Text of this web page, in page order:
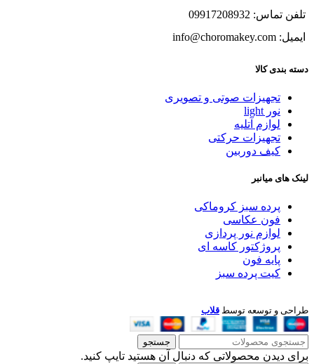
تلفن تماس: 09917208932
ایمیل: info@choromakey.com
دسته بندی کالا
تجهیزات صوتی و تصویری
نور light
لوازم آتلیه
تجهیزات حرکتی
کیف دوربین
لینک های میانبر
پرده سبز کروماکی
فون عکاسی
لوازم نور پردازی
پروژکتور کاسه ای
پایه فون
کیت پرده سبز
طراحی و توسعه توسط قلاب
جستجو
برای دیدن محصولاتی که دنبال آن هستید تایپ کنید.